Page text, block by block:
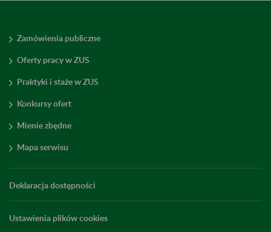
Zamówienia publiczne
Oferty pracy w ZUS
Praktyki i staże w ZUS
Konkursy ofert
Mienie zbędne
Mapa serwisu
Deklaracja dostępności
Ustawienia plików cookies